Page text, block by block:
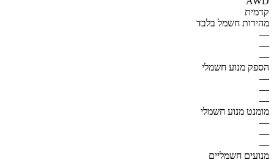
קדמית
מהירות חשמל בלבד
—
—
—
הספק מנוע חשמלי
—
—
—
מומנט מנוע חשמלי
—
—
—
מנועים חשמליים